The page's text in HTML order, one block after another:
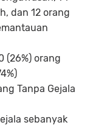
dan 12 orang
(26%) orang
Tanpa Gejala
sebanyak